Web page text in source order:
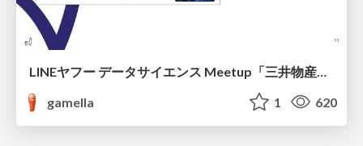
gamella
1 620